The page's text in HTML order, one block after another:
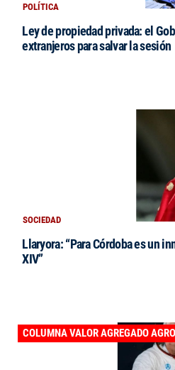
POLÍTICA
Ley de propiedad privada: el
extranjeros para salvar la sesión
SOCIEDAD
Llaryora: “Para Córdoba es un
XIV”
COLUMNA VALOR AGREGADO AGRO